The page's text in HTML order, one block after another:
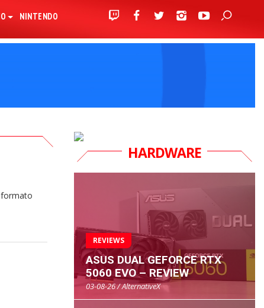
NINTENDO
formato
HARDWARE
REVIEWS
ASUS DUAL GEFORCE RTX
5060 EVO – REVIEW
03-08-26 / AlternativeX